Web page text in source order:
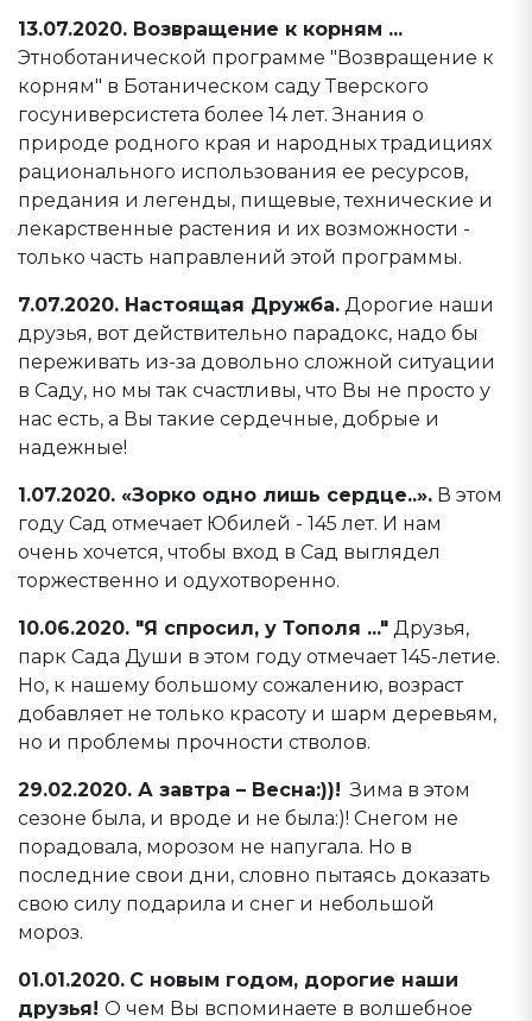
13.07.2020. Возвращение к корням ...
Этноботанической программе "Возвращение к
корням" в Ботаническом саду Тверского
госуниверсистета более 14 лет. Знания о
природе родного края и народных традициях
рационального использования ее ресурсов,
предания и легенды, пищевые, технические и
лекарственные растения и их возможности -
только часть направлений этой программы.
7.07.2020. Настоящая Дружба. Дорогие наши
друзья, вот действительно парадокс, надо бы
переживать из-за довольно сложной ситуации
в Саду, но мы так счастливы, что Вы не просто у
нас есть, а Вы такие сердечные, добрые и
надежные!
1.07.2020. «Зорко одно лишь сердце..». В этом
году Сад отмечает Юбилей - 145 лет. И нам
очень хочется, чтобы вход в Сад выглядел
торжественно и одухотворенно.
10.06.2020. "Я спросил, у Тополя ..." Друзья,
парк Сада Души в этом году отмечает 145-летие.
Но, к нашему большому сожалению, возраст
добавляет не только красоту и шарм деревьям,
но и проблемы прочности стволов.
29.02.2020. А завтра – Весна:))! Зима в этом
сезоне была, и вроде и не была:)! Снегом не
порадовала, морозом не напугала. Но в
последние свои дни, словно пытаясь доказать
свою силу подарила и снег и небольшой
мороз.
01.01.2020. С новым годом, дорогие наши
друзья! О чем Вы вспоминаете в волшебное